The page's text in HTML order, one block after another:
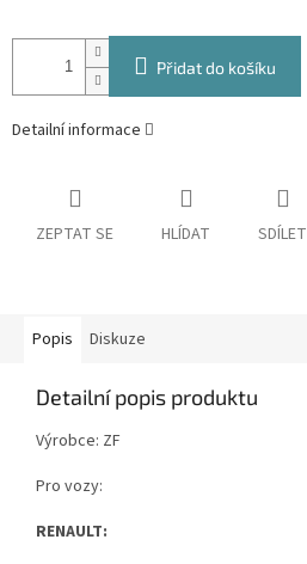
Přidat do košíku
Detailní informace
ZEPTAT SE HLÍDAT SDÍLET
Popis Diskuze
Detailní popis produktu
Výrobce: ZF
Pro vozy:
RENAULT: